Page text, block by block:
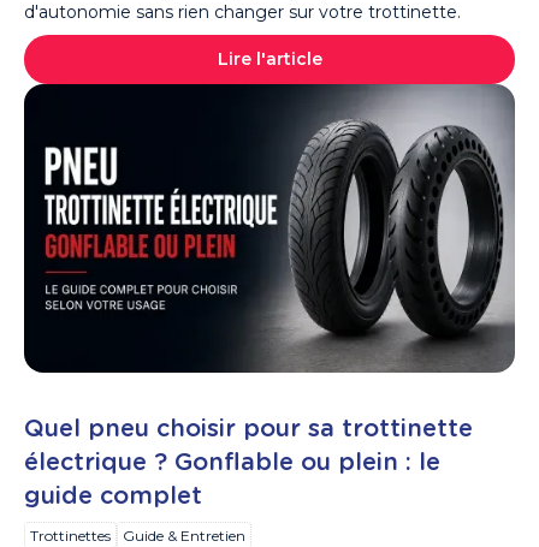
d'autonomie sans rien changer sur votre trottinette.
Lire l'article
Quel pneu choisir pour sa trottinette
électrique ? Gonflable ou plein : le
guide complet
Trottinettes Guide & Entretien